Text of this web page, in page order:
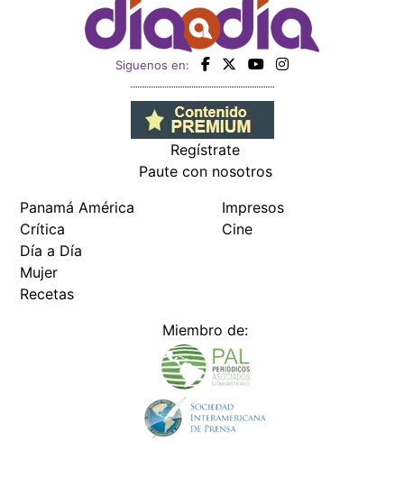
Siguenos en:
Regístrate
Paute con nosotros
Panamá América
Crítica
Día a Día
Mujer
Recetas
Impresos
Cine
Miembro de: